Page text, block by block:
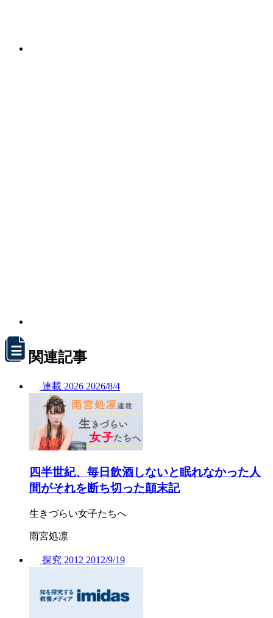
関連記事
連載 2026 2026/8/4
四半世紀、毎日飲酒しないと眠れなかった人
間がそれを断ち切った顛末記
生きづらい女子たちへ
雨宮処凛
探究 2012 2012/9/19